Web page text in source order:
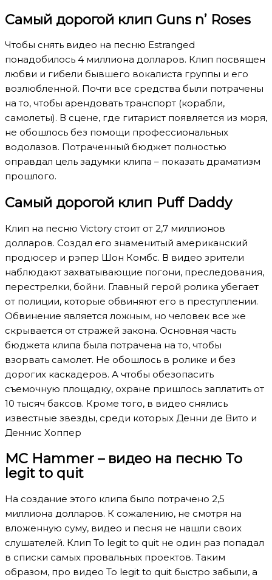
Самый дорогой клип Guns n’ Roses
Чтобы снять видео на песню Estranged
понадобилось 4 миллиона долларов. Клип посвящен
любви и гибели бывшего вокалиста группы и его
возлюбленной. Почти все средства были потрачены
на то, чтобы арендовать транспорт (корабли,
самолеты). В сцене, где гитарист появляется из моря,
не обошлось без помощи профессиональных
водолазов. Потраченный бюджет полностью
оправдал цель задумки клипа – показать драматизм
прошлого.
Самый дорогой клип Puff Daddy
Клип на песню Victory стоит от 2,7 миллионов
долларов. Создал его знаменитый американский
продюсер и рэпер Шон Комбс. В видео зрители
наблюдают захватывающие погони, преследования,
перестрелки, бойни. Главный герой ролика убегает
от полиции, которые обвиняют его в преступлении.
Обвинение является ложным, но человек все же
скрывается от стражей закона. Основная часть
бюджета клипа была потрачена на то, чтобы
взорвать самолет. Не обошлось в ролике и без
дорогих каскадеров. А чтобы обезопасить
съемочную площадку, охране пришлось заплатить от
10 тысяч баксов. Кроме того, в видео снялись
известные звезды, среди которых Денни де Вито и
Деннис Хоппер
MC Hammer – видео на песню To
legit to quit
На создание этого клипа было потрачено 2,5
миллиона долларов. К сожалению, не смотря на
вложенную суму, видео и песня не нашли своих
слушателей. Клип To legit to quit не один раз попадал
в списки самых провальных проектов. Таким
образом, про видео To legit to quit быстро забыли, а